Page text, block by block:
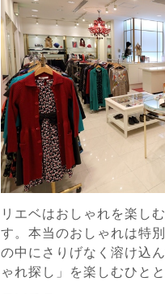
リエベはおしゃれを楽し
す。本当のおしゃれは特
の中にさりげなく溶け込
ゃれ探し」を楽しむひと